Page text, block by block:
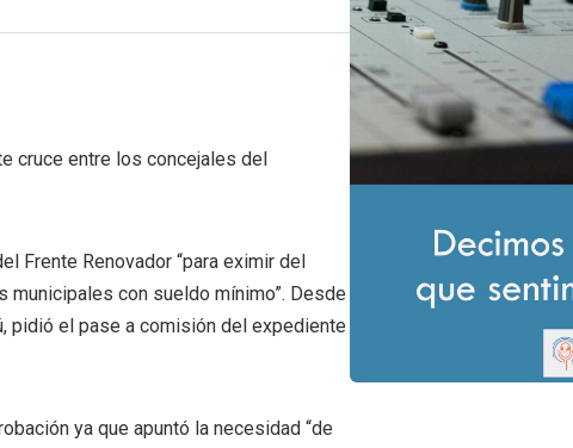
cruce entre los concejales del
Frente Renovador “para eximir del
con sueldo mínimo”. Desde
pidió el pase a comisión del expediente
ya que apuntó la necesidad “de